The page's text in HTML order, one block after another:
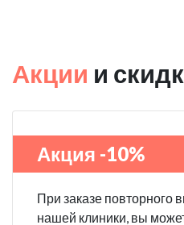
Акции и
Акция -10%
При заказе повторного
нашей клиники, вы